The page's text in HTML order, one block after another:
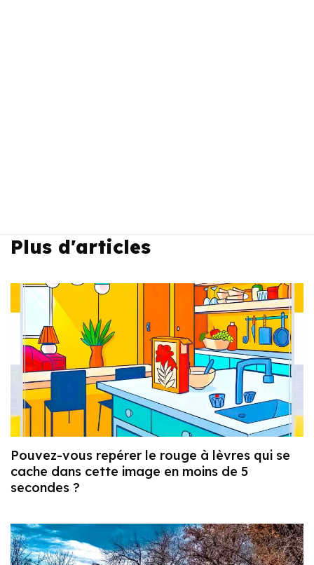
Plus d'articles
Pouvez-vous repérer le rouge à lèvres qui se
cache dans cette image en moins de 5
secondes ?